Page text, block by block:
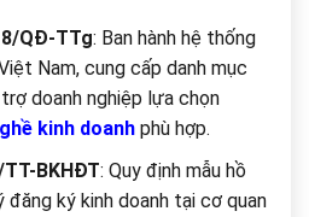
QĐ-TTg: Ban hành hệ thống
Nam, cung cấp danh mục
doanh nghiệp lựa chọn
kinh doanhphù hợp.
BKHĐT: Quy định mẫu hồ
ký kinh doanh tại cơ quan